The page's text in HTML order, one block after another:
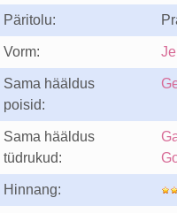
Päritolu:
Vorm:
Sama hääldus
poisid:
Sama hääldus
tüdrukud:
Hinnang: